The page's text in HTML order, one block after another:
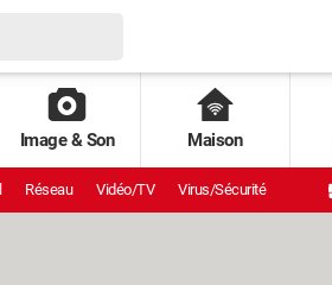
Image & Son Maison
Réseau Vidéo/TV Virus/Sécurité